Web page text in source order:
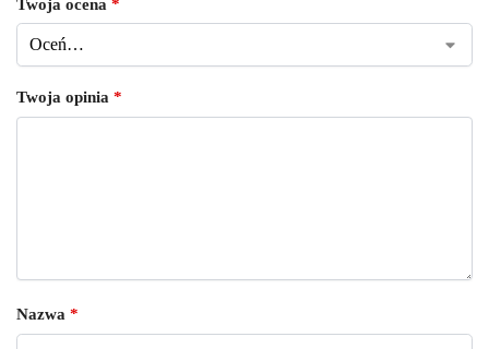
Twoja ocena *
Twoja opinia *
Nazwa *